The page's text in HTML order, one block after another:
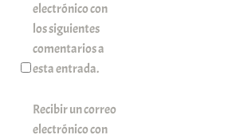
electrónico con
los siguientes
comentarios a
esta entrada.
Recibir un correo
electrónico con